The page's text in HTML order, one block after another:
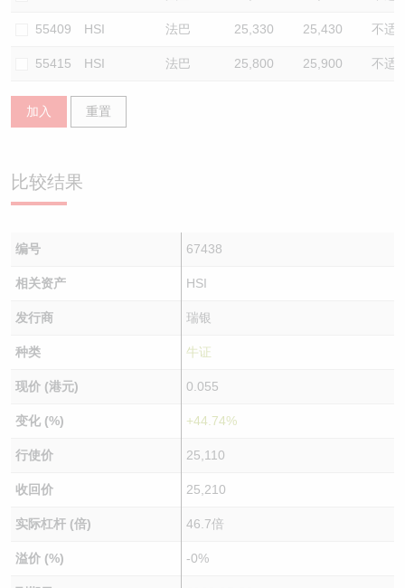
55409 HSI 法巴 25,330 25,430 不适
55415 HSI 法巴 25,800 25,900 不适
加入 重置
比较结果
编号 67438
相关资产 HSI
发行商 瑞银
种类 牛证
现价 (港元) 0.055
变化 (%) +44.74%
行使价 25,110
收回价 25,210
实际杠杆 (倍) 46.7倍
溢价 (%) -0%